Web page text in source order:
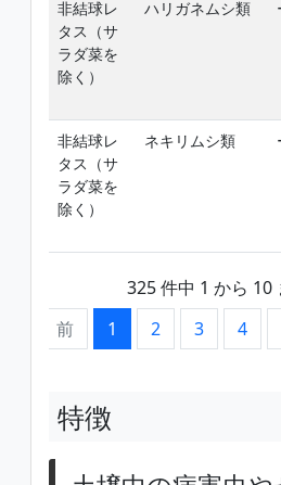
非結球レ
タス（サ
ラダ菜を
除く）
ハリガネムシ類
非結球レ
タス（サ
ラダ菜を
除く）
ネキリムシ類
325 件中 1 から 10
前
1 2 3 4
特徴